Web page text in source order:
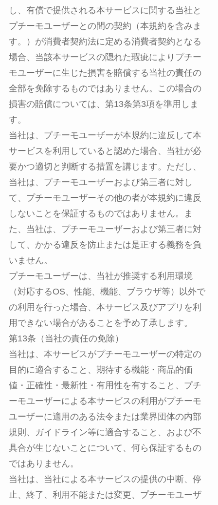
し、有償で提供される本サービスに関する当社と
プチーモユーザーとの間の契約（本規約を含みま
す。）が消費者契約法に定める消費者契約となる
場合、当該本サービスの隠れた瑕疵によりプチー
モユーザーに生じた損害を賠償する当社の責任の
全部を免除するものではありません。この場合の
損害の賠償については、第13条第3項を準用しま
す。
当社は、プチーモユーザーが本規約に違反して本
サービスを利用していると認めた場合、当社が必
要かつ適切と判断する措置を講じます。ただし、
当社は、プチーモユーザーおよび第三者に対し
て、プチーモユーザーその他の者が本規約に違反
しないことを保証するものではありません。ま
た、当社は、プチーモユーザーおよび第三者に対
して、かかる違反を防止または是正する義務を負
いません。
プチーモユーザーは、当社が推奨する利用環境
（対応するOS、性能、機能、ブラウザ等）以外で
の利用を行った場合、本サービス及びアプリを利
用できない場合があることを予め了承します。
第13条（当社の責任の免除）
当社は、本サービスがプチーモユーザーの特定の
目的に適合すること、期待する機能・商品的価
値・正確性・最新性・有用性を有すること、プチ
ーモユーザーによる本サービスの利用がプチーモ
ユーザーに適用のある法令または業界団体の内部
規則、ガイドライン等に適合すること、および不
具合が生じないことについて、何ら保証するもの
ではありません。
当社は、当社による本サービスの提供の中断、停
止、終了、利用不能または変更、プチーモユーザ